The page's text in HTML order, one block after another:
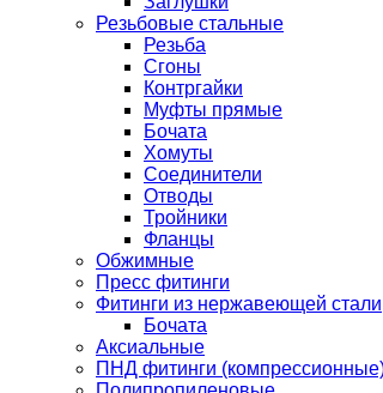
Резьбовые стальные
Резьба
Сгоны
Контргайки
Муфты прямые
Бочата
Хомуты
Соединители
Отводы
Тройники
Фланцы
Обжимные
Пресс фитинги
Фитинги из нержавеющей стали
Бочата
Аксиальные
ПНД фитинги